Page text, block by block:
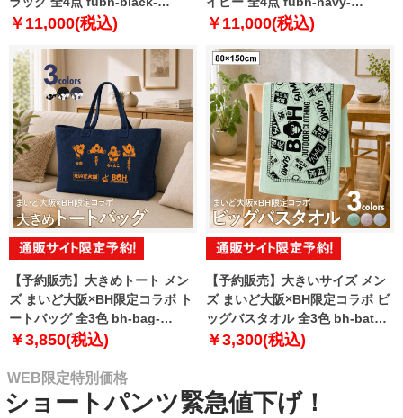
sumo999-b【10月下旬発送予
￥11,000(税込)
sumo999-b【10月下旬発送予
￥11,000(税込)
【予約販売】大きめトート メン
ズ まいど大阪×BH限定コラボ ト
ートバッグ 全3色 bh-bag-
sumo999【10月下旬発送予定】
￥3,850(税込)
【予約販売】大きいサイズ メン
ズ まいど大阪×BH限定コラボ ビ
ッグバスタオル 全3色 bh-bath-
sumo999【10月下旬発送予定】
￥3,300(税込)
WEB限定特別価格
ショートパンツ緊急値下げ！